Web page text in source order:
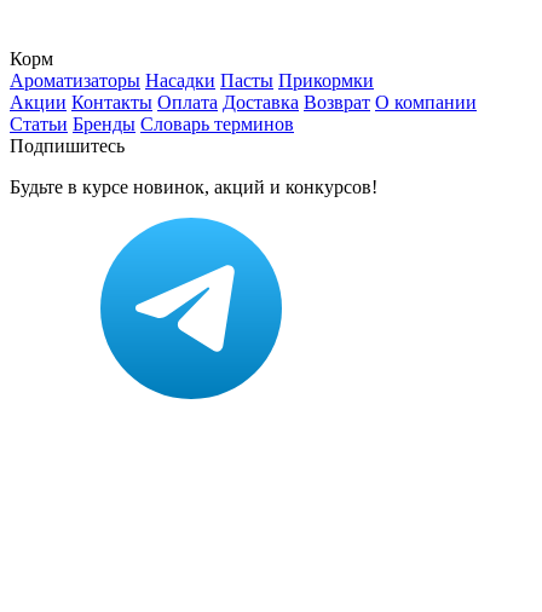
Корм
Ароматизаторы Насадки Пасты Прикормки
Акции Контакты Оплата Доставка Возврат О компании
Статьи Бренды Словарь терминов
Подпишитесь
Будьте в курсе новинок, акций и конкурсов!